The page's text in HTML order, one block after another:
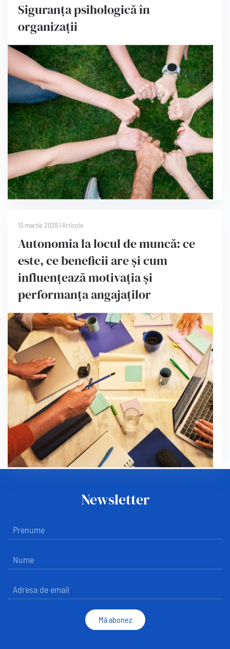
Siguranța psihologică în
organizații
13 martie 2026| Articole
Autonomia la locul de muncă: ce
este, ce beneficii are și cum
influențează motivația și
performanța angajaților
Newsletter
Mă abonez